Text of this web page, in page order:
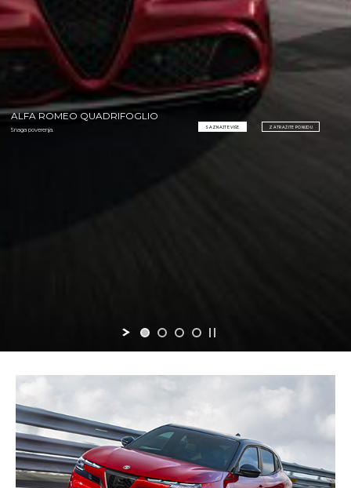
ALFA ROMEO QUADRIFOGLIO
Snaga poverenja. SAZNAJTE VIŠE ZATRAŽITE PONUDU